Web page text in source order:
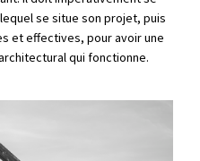
se situe son projet, puis
et effectives, pour avoir une
qui fonctionne.